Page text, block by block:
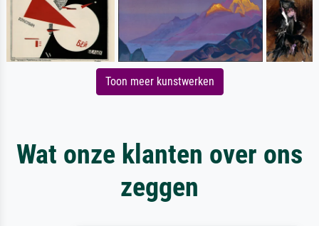
Toon meer kunstwerken
Wat onze klanten over ons
zeggen